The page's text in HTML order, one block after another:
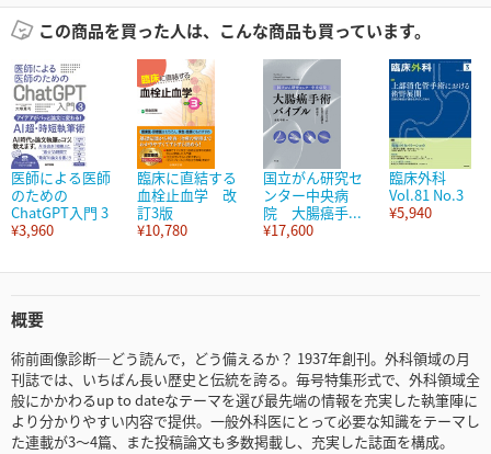
この商品を買った人は、こんな商品も買っています。
医師による医師
のための
ChatGPT入門 3
¥3,960
臨床に直結する
血栓止血学 改
訂3版
¥10,780
国立がん研究セ
ンター中央病
院 大腸癌手...
¥17,600
臨床外科
Vol.81 No.3
¥5,940
概要
術前画像診断―どう読んで，どう備えるか？ 1937年創刊。外科領域の月
刊誌では、いちばん長い歴史と伝統を誇る。毎号特集形式で、外科領域全
般にかかわるup to dateなテーマを選び最先端の情報を充実した執筆陣に
より分かりやすい内容で提供。一般外科医にとって必要な知識をテーマし
た連載が3～4篇、また投稿論文も多数掲載し、充実した誌面を構成。